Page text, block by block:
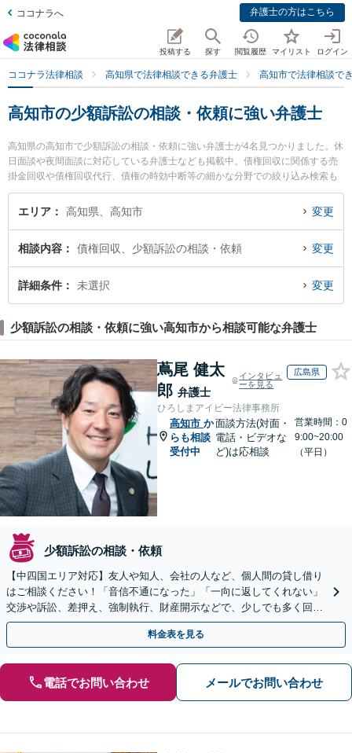
ココナラへ 弁護士の方はこちら
投稿する 探す 閲覧履歴 マイリスト ログイン
ココナラ法律相談 高知県で法律相談できる弁護士 高知市で法律相談で
高知市の少額訴訟の相談・依頼に強い弁護士
高知県の高知市で少額訴訟の相談・依頼に強い弁護士が4名見つかりました。休
日面談や夜間面談に対応している弁護士なども掲載中。債権回収に関係する売
掛金回収や債権回収代行、債権の時効中断等の細かな分野での絞り込み検索も
でき便利です。特にやいろ法律事務所の市川 耕士弁護士や御座法律事務所の久
保 宜弘弁護士、藤宗本澤法律事務所の藤宗 正志弁護士のプロフィール情報や弁
相談・依頼のトラブル解決の実績豊富な近くの弁護士を検索したい』『初回相
談無料で少額訴訟の相談・依頼を法律相談できる高知市内の弁護士に相談予約
したい』などでお困りの相談者さんにおすすめです。
エリア 高知県、高知市 変更
相談内容 債権回収、少額訴訟の相談・依頼 変更
詳細条件 未選択 変更
少額訴訟の相談・依頼に強い高知市から相談可能な弁護士
蔦尾 健太
郎 弁護士
インタビュ
ーを見る
広島県
ひろしまアイビー法律事務所
高知市 か
らも相談
受付中
面談方法(対面・
電話・ビデオな
ど)は応相談
営業時間：0
9:00~20:00
（平日）
少額訴訟の相談・依頼
【中四国エリア対応】友人や知人、会社の人など、個人間の貸し借り
はご相談ください！「音信不通になった」「一向に返してくれない」
交渉や訴訟、差押え、強制執行、財産開示などで、少しでも多く回収
できるよう尽力【休日・夜間対応】【弁護士歴15年以上】
料金表を見る
電話でお問い合わせ メールでお問い合わせ